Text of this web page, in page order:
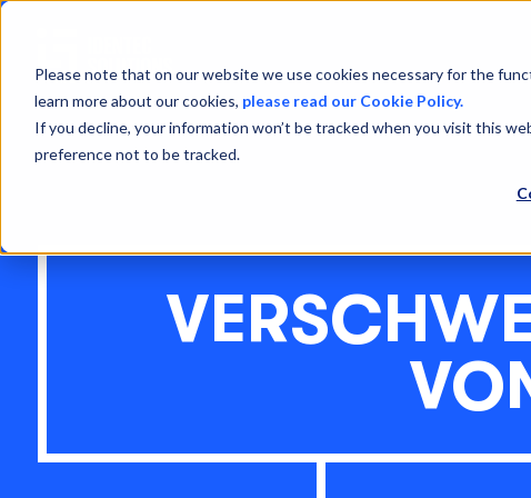
Please note that on our website we use cookies necessary for the
learn more about our cookies, please read our Cookie Policy.
If you decline, your information won’t be tracked when you visit this
preference not to be tracked.